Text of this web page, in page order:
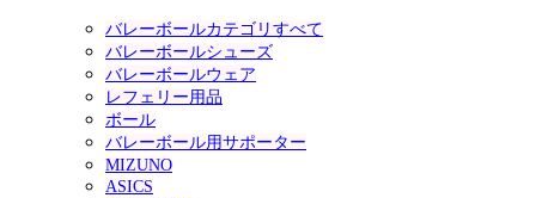
バレーボールカテゴリすべて
バレーボールシューズ
バレーボールウェア
レフェリー用品
ボール
バレーボール用サポーター
MIZUNO
ASICS